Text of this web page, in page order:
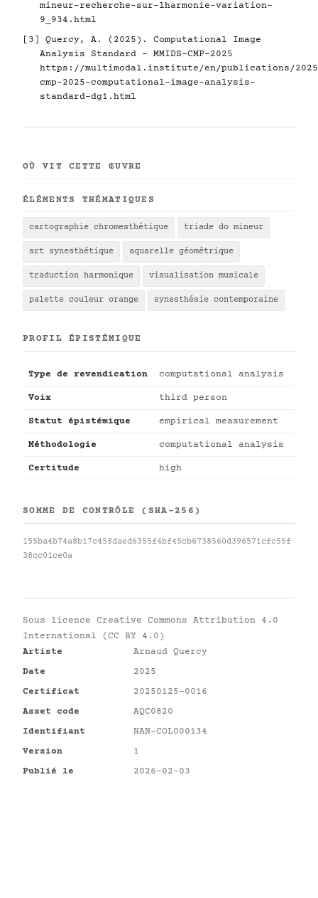
mineur-recherche-sur-lharmonie-variation-
9_934.html
[3] Quercy, A. (2025). Computational Image
Analysis Standard - MMIDS-CMP-2025
https://multimodal.institute/en/publications/2025/
cmp-2025-computational-image-analysis-
standard-dg1.html
OÙ VIT CETTE ŒUVRE
ÉLÉMENTS THÉMATIQUES
cartographie chromesthétique triade do mineur
art synesthétique aquarelle géométrique
traduction harmonique visualisation musicale
palette couleur orange synesthésie contemporaine
PROFIL ÉPISTÉMIQUE
Type de revendication computational analysis
Voix third person
Statut épistémique empirical measurement
Méthodologie computational analysis
Certitude high
SOMME DE CONTRÔLE (SHA-256)
155ba4b74a8b17c458daed6355f4bf45cb6738560d396571cfc55f
38cc01ce0a
Sous licence Creative Commons Attribution 4.0
International (CC BY 4.0)
Artiste
Arnaud Quercy
Date
2025
Certificat
20250125-0016
Asset code
AQC0820
Identifiant
NAN-COL000134
Version
1
Publié le
2026-02-03